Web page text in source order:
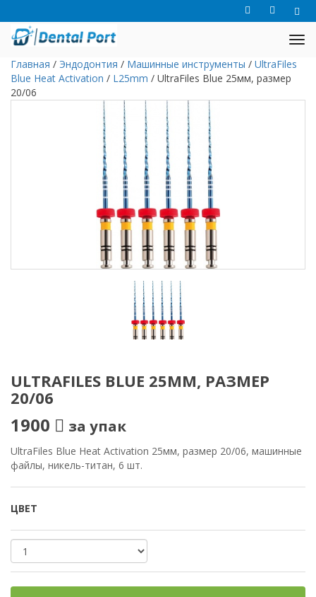
Главная / Эндодонтия / Машинные инструменты / UltraFiles
Blue Heat Activation / L25mm / UltraFiles Blue 25мм, размер
20/06
ULTRAFILES BLUE 25ММ, РАЗМЕР
20/06
1900 за упак
UltraFiles Blue Heat Activation 25мм, размер 20/06, машинные
файлы, никель-титан, 6 шт.
ЦВЕТ